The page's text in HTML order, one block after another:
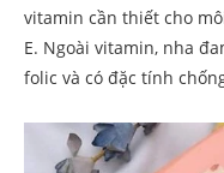
vitamin cần thiết cho
E. Ngoài vitamin, nha
folic và có đặc tính